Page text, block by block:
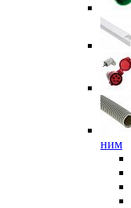
ним